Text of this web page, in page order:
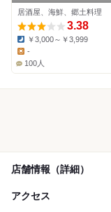
居酒屋、海鮮、郷土料理
3.38
Dinner:
￥3,000～￥3,999
-
100人
店舗情報（詳細）
アクセス